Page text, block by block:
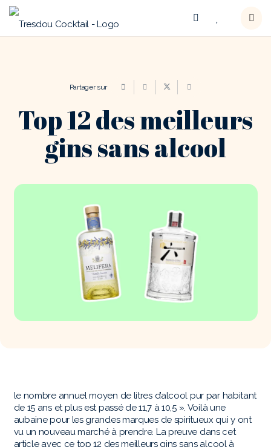
Partager sur
Top 12 des meilleurs
gins sans alcool
le nombre annuel moyen de litres d’alcool pur par habitant
de 15 ans et plus est passé de 11,7 à 10,5 ». Voilà une
aubaine pour les grandes marques de spiritueux qui y ont
vu un nouveau marché à prendre. La preuve dans cet
article avec ce top 12 des meilleurs gins sans alcool à